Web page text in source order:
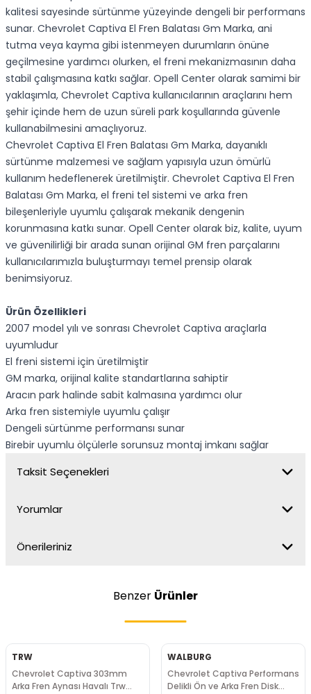
kalitesi sayesinde sürtünme yüzeyinde dengeli bir performans
sunar. Chevrolet Captiva El Fren Balatası Gm Marka, ani
tutma veya kayma gibi istenmeyen durumların önüne
geçilmesine yardımcı olurken, el freni mekanizmasının daha
stabil çalışmasına katkı sağlar. Opell Center olarak samimi bir
yaklaşımla, Chevrolet Captiva kullanıcılarının araçlarını hem
şehir içinde hem de uzun süreli park koşullarında güvenle
kullanabilmesini amaçlıyoruz.
Chevrolet Captiva El Fren Balatası Gm Marka, dayanıklı
sürtünme malzemesi ve sağlam yapısıyla uzun ömürlü
kullanım hedeflenerek üretilmiştir. Chevrolet Captiva El Fren
Balatası Gm Marka, el freni tel sistemi ve arka fren
bileşenleriyle uyumlu çalışarak mekanik dengenin
korunmasına katkı sunar. Opell Center olarak biz, kalite, uyum
ve güvenilirliği bir arada sunan orijinal GM fren parçalarını
kullanıcılarımızla buluşturmayı temel prensip olarak
benimsiyoruz.
Ürün Özellikleri
2007 model yılı ve sonrası Chevrolet Captiva araçlarla
uyumludur
El freni sistemi için üretilmiştir
GM marka, orijinal kalite standartlarına sahiptir
Aracın park halinde sabit kalmasına yardımcı olur
Arka fren sistemiyle uyumlu çalışır
Dengeli sürtünme performansı sunar
Birebir uyumlu ölçülerle sorunsuz montaj imkanı sağlar
Taksit Seçenekleri
Yorumlar
Önerileriniz
Benzer Ürünler
TRW
Chevrolet Captiva 303mm
Arka Fren Aynası Havalı Trw
WALBURG
Chevrolet Captiva Performans
Delikli Ön ve Arka Fren Disk